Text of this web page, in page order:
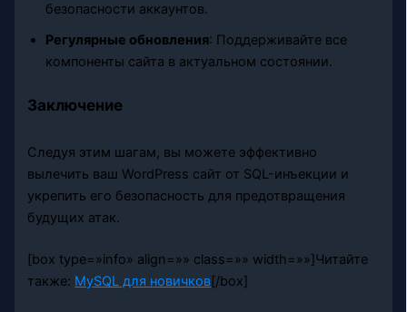
безопасности аккаунтов.
Регулярные обновления: Поддерживайте все
компоненты сайта в актуальном состоянии.
Заключение
Следуя этим шагам, вы можете эффективно
вылечить ваш WordPress сайт от SQL-инъекции и
укрепить его безопасность для предотвращения
будущих атак.
[box type=»info» align=»» class=»» width=»»]Читайте
также: MySQL для новичков[/box]